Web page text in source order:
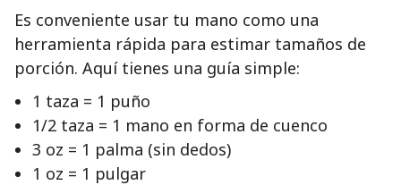
Es conveniente usar tu mano como una
herramienta rápida para estimar tamaños de
porción. Aquí tienes una guía simple:
1 taza = 1 puño
1/2 taza = 1 mano en forma de cuenco
3 oz = 1 palma (sin dedos)
1 oz = 1 pulgar